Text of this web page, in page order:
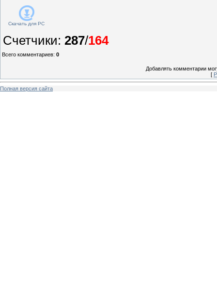
Скачать для PC
Счетчики: 287/164
Всего комментариев: 0
Добавлять комментарии
[
Полная версия сайта